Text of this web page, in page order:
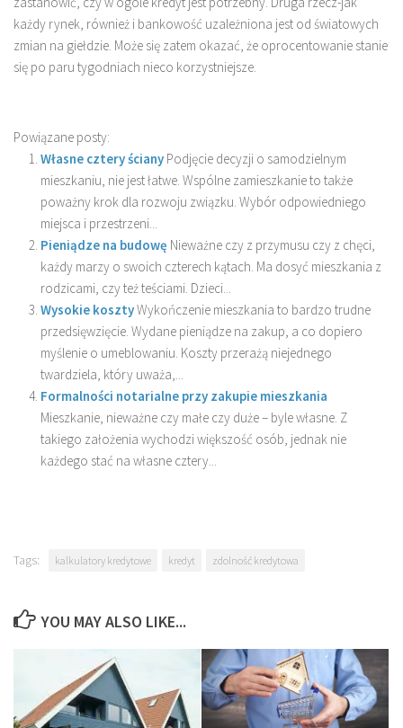
każdy rynek, również i bankowość uzależniona jest od światowych
zmian na giełdzie. Może się zatem okazać, że oprocentowanie stanie
się po paru tygodniach nieco korzystniejsze.
Powiązane posty:
Własne cztery ściany Podjęcie decyzji o samodzielnym
mieszkaniu, nie jest łatwe. Wspólne zamieszkanie to także
poważny krok dla rozwoju związku. Wybór odpowiedniego
miejsca i przestrzeni...
Pieniądze na budowę Nieważne czy z przymusu czy z chęci,
każdy marzy o swoich czterech kątach. Ma dosyć mieszkania z
rodzicami, czy też teściami. Dzieci...
Wysokie kosztyWykończenie mieszkania to bardzo trudne
przedsięwzięcie. Wydane pieniądze na zakup, a co dopiero
myślenie o umeblowaniu. Koszty przerażą niejednego
twardziela, który uważa,...
Formalności notarialne przy zakupie mieszkania
Mieszkanie, nieważne czy małe czy duże – byle własne. Z
takiego założenia wychodzi większość osób, jednak nie
każdego stać na własne cztery...
Tags: kalkulatory kredytowe kredyt zdolność kredytowa
YOU MAY ALSO LIKE...